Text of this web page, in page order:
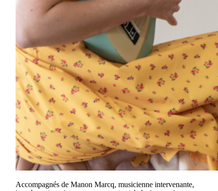
Accompagnés de Manon Marcq, musicienne intervenante,